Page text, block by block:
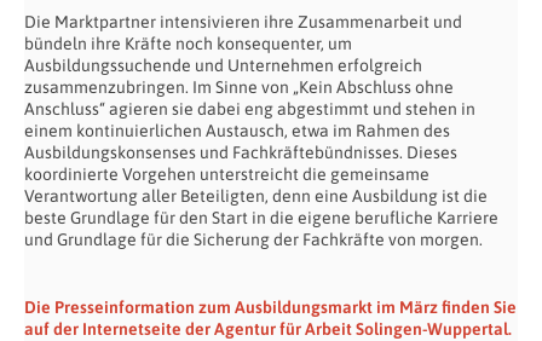
Die Marktpartner intensivieren ihre Zusammenarbeit und
bündeln ihre Kräfte noch konsequenter, um
Ausbildungssuchende und Unternehmen erfolgreich
zusammenzubringen. Im Sinne von „Kein Abschluss ohne
Anschluss“ agieren sie dabei eng abgestimmt und stehen in
einem kontinuierlichen Austausch, etwa im Rahmen des
Ausbildungskonsenses und Fachkräftebündnisses. Dieses
koordinierte Vorgehen unterstreicht die gemeinsame
Verantwortung aller Beteiligten, denn eine Ausbildung ist die
beste Grundlage für den Start in die eigene berufliche Karriere
und Grundlage für die Sicherung der Fachkräfte von morgen.
Die Presseinformation zum Ausbildungsmarkt im März finden Sie
auf der Internetseite der Agentur für Arbeit Solingen-Wuppertal.